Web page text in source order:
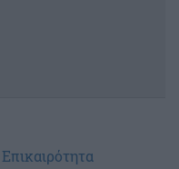
Επικαιρότητα